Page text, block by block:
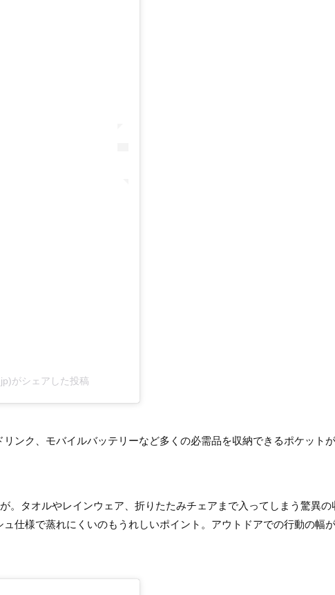
がシェアした投稿
ンク、モバイルバッテリーなど多くの必需品を収納できるポケット
。タオルやレインウェア、折りたたみチェアまで入ってしまう驚異の
仕様で蒸れにくいのもうれしいポイント。アウトドアでの行動の幅